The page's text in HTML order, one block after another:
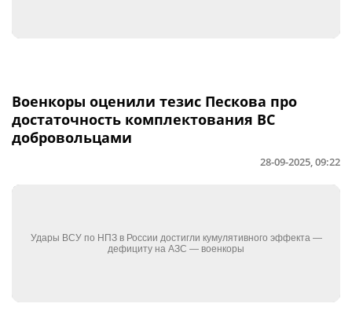
Военкоры оценили тезис Пескова про
достаточность комплектования ВС
добровольцами
28-09-2025, 09:22